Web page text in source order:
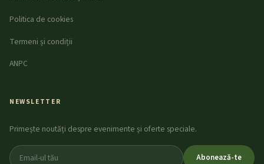
Politica de cookies
Termeni și condiții
ANPC
NEWSLETTER
Primește noutăți despre evenimente și oferte speciale.
Abonează-te